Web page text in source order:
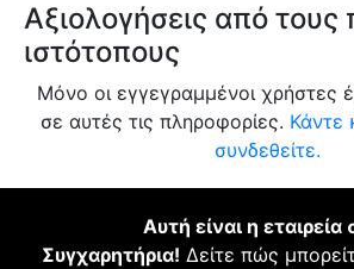
Αξιολογήσεις από
ιστότοπους
Μόνο οι εγγεγραμμένοι χρήστες
σε αυτές τις πληροφορίες. Κάντε
συνδεθείτε.
Αυτή είναι η εταιρεία
Συγχαρητήρια! Δείτε πώς